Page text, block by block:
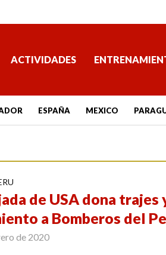
ACTIVIDADES
ESPAÑA MEXICO
de USA dona trajes
a Bomberos del
de 2020